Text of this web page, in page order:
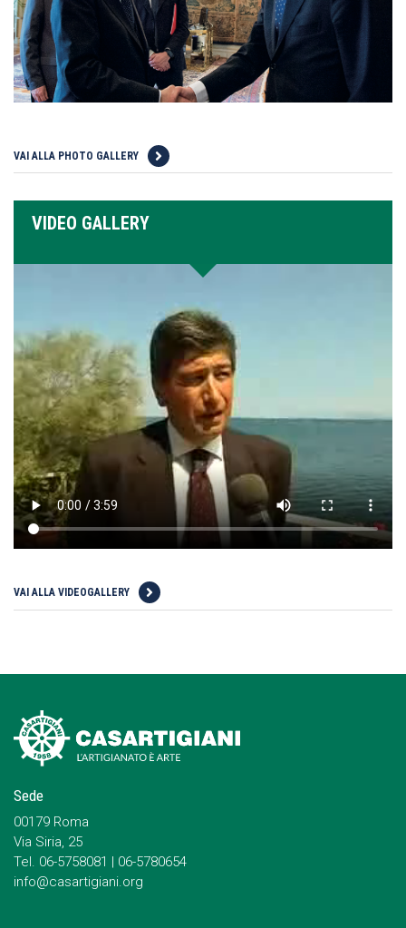
VAI ALLA PHOTO GALLERY
VIDEO GALLERY
VAI ALLA VIDEOGALLERY
Sede
00179 Roma
Via Siria, 25
Tel. 06-5758081 | 06-5780654
info@casartigiani.org